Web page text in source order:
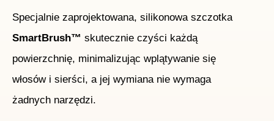
Specjalnie zaprojektowana, silikonowa szczotka
SmartBrush™ skutecznie czyści każdą
powierzchnię, minimalizując wplątywanie się
włosów i sierści, a jej wymiana nie wymaga
żadnych narzędzi.